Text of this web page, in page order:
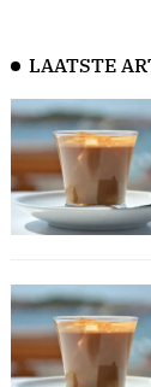
LAATSTE